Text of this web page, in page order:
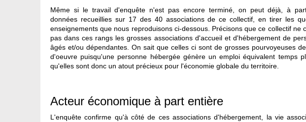
Même si le travail d'enquête n'est pas encore terminé, on peut déjà, à
données recueillies sur 17 des 40 associations de ce collectif, en tirer les
enseignements que nous reproduisons ci-dessous. Précisons que ce collectif ne
pas dans ces rangs les grosses associations d'accueil et d'hébergement de
âgés et/ou dépendantes. On sait que celles ci sont de grosses pourvoyeuses
d'oeuvre puisqu'une personne hébergée génère un emploi équivalent temps
qu'elles sont donc un atout précieux pour l'économie globale du territoire.
Acteur économique à part entière
L'enquête confirme qu'à côté de ces associations d'hébergement, la vie